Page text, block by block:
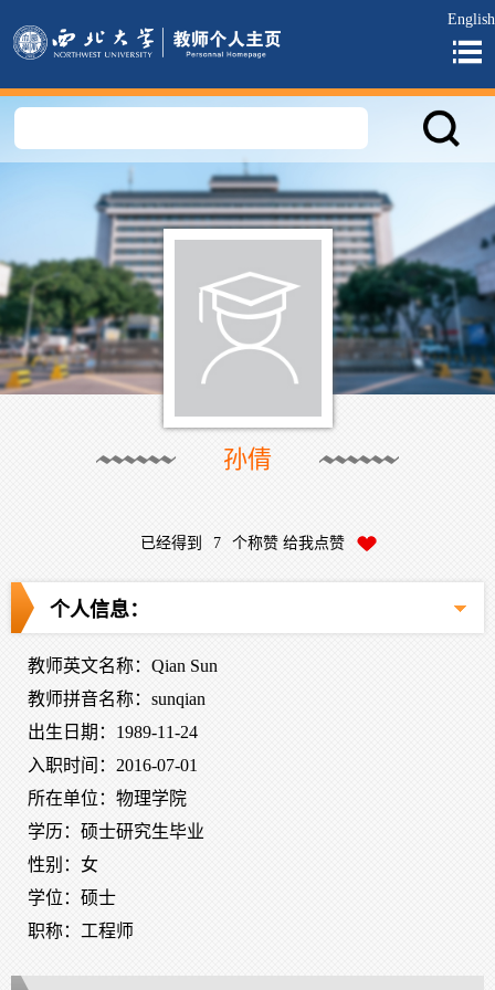
English
孙倩
已经得到 7 个称赞 给我点赞
个人信息：
教师英文名称：Qian Sun
教师拼音名称：sunqian
出生日期：1989-11-24
入职时间：2016-07-01
所在单位：物理学院
学历：硕士研究生毕业
性别：女
学位：硕士
职称：工程师